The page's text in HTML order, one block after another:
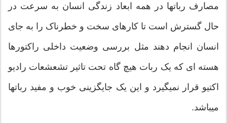
مصارف رباتها در همه ابعاد زندگی انسان به سرعت در
حال گسترش است تا کارهای سخت و خطرناک را به جای
انسان انجام دهند مثل بررسی وضعیت داخلی راکتورها
هسته ای که یک ربات هیچ گاه تحت تاثیر تشعشعات رادیو
اکتیو قرار نمیگیرد و این یک جایگزینی خوب و مفید رباتها
میباشد.